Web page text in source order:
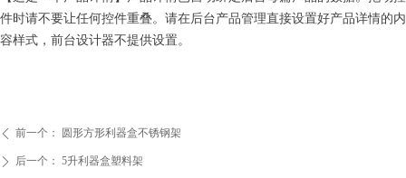
ꄴ 前一个： 圆形方形利器盒不锈钢架
ꄲ 后一个： 5升利器盒塑料架
件时请不要让任何控件重叠。请在后台产品管理直接设置好产品详情的内
容样式，前台设计器不提供设置。